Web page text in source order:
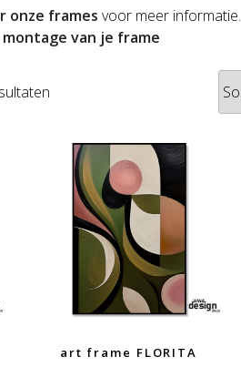
onze frames voor meer informatie.
montage van je frame
art frame FLORITA